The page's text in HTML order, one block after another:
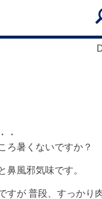
・
ろ暑くないですか？
鼻風邪気味です。
すが 普段、すっかり